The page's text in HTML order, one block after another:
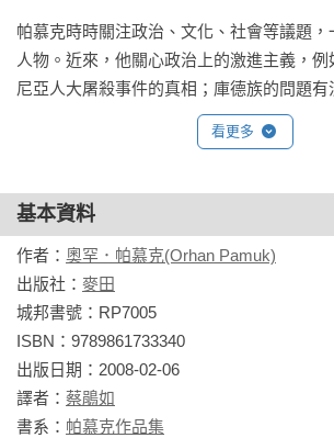
帕慕克時時關注政治、文化、社會等議題
人物。近來，他關心政治上的激進主義，
尼亞人大屠殺事件的真相；庫德族的問題有
九一一之後，他積極參與「西方的」與「伊
論；嚴厲反對「黑白問題」的激化。
二○一○年，獲「諾曼．米勒終身成就獎」。
相關著作：《率性而多感的小說家：帕慕克
看更多
基本資料
作者： 奧罕．帕慕克(Orhan Pamuk)
出版社： 麥田
城邦書號：RP7005
ISBN：9789861733340
出版日期：2008-02-06
譯者： 蔡鵑如
書系： 帕慕克作品集